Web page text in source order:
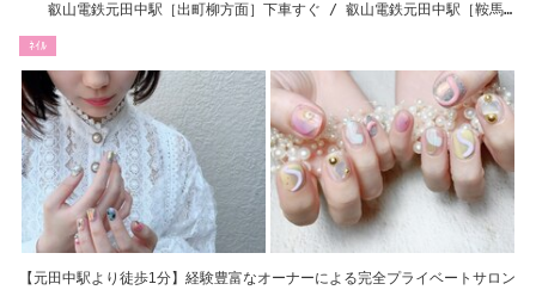
叡山電鉄元田中駅［出町柳方面］下車すぐ / 叡山電鉄元田中駅［鞍馬
ﾈｲﾙ
【元田中駅より徒歩1分】経験豊富なオーナーによる完全プライベートサロン